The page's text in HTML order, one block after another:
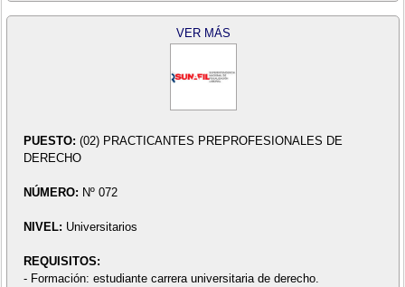
VER MÁS
PUESTO: (02) PRACTICANTES PREPROFESIONALES DE
DERECHO
NÚMERO: Nº 072
NIVEL: Universitarios
REQUISITOS:
- Formación: estudiante carrera universitaria de derecho.